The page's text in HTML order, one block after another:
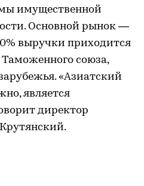
имущественной
Основной рынок —
выручки приходится
союза,
«Азиатский
является
директор